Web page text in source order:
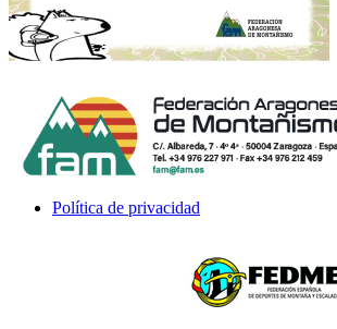
Política de privacidad